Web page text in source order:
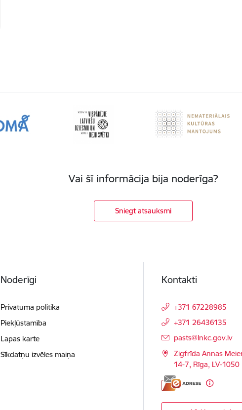
Vai šī informācija bija noderīga?
Sniegt atsauksmi
Noderīgi
Privātuma politika
Piekļūstamība
Lapas karte
Sīkdatņu izvēles maiņa
Kontakti
+371 67228985
+371 26436135
E-pasts:
pasts@lnkc.gov.lv
Zigfrīda Annas
14-7, Rīga, LV-1050